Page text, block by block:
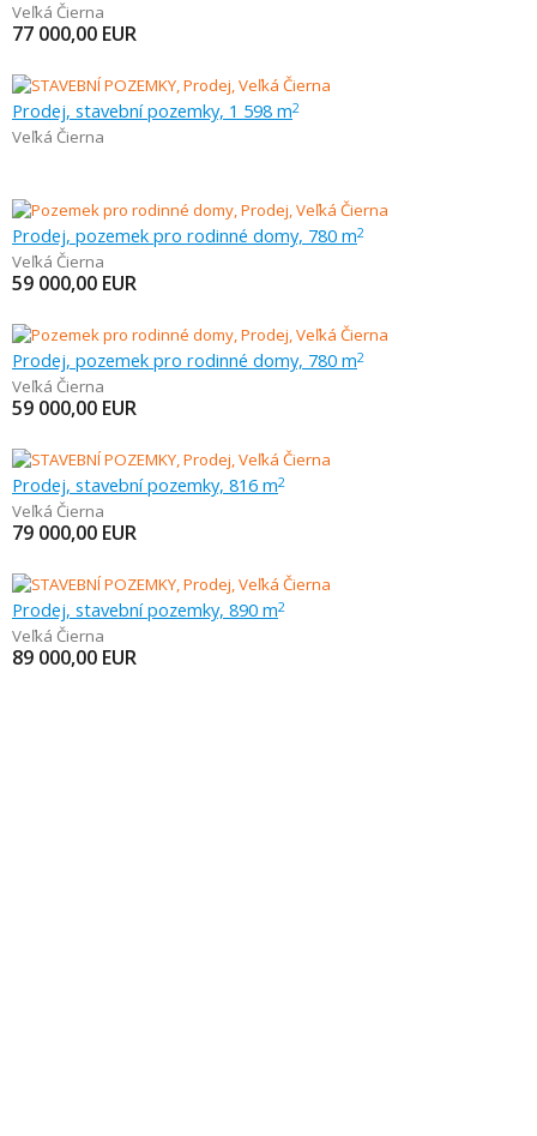
Veľká Čierna
77 000,00 EUR
Prodej, stavební pozemky, 1 598 m2
Veľká Čierna
Prodej, pozemek pro rodinné domy, 780 m2
Veľká Čierna
59 000,00 EUR
Prodej, pozemek pro rodinné domy, 780 m2
Veľká Čierna
59 000,00 EUR
Prodej, stavební pozemky, 816 m2
Veľká Čierna
79 000,00 EUR
Prodej, stavební pozemky, 890 m2
Veľká Čierna
89 000,00 EUR